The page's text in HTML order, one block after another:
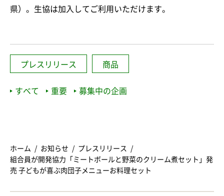
県）。生協は加入してご利用いただけます。
プレスリリース 商品
すべて 重要 募集中の企画
ホーム お知らせ
プレスリリース
組合員が開発協力「ミートボールと野菜のクリーム煮セット」発
売 子どもが喜ぶ肉団子メニューお料理セット